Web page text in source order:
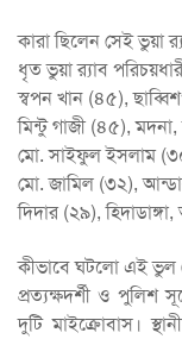
কারা ছিলেন সেই ভুয়া
ধৃত ভুয়া র‍্যাব
স্বপন খান (৪৫),
মিন্টু গাজী (৪৫),
মো. সাইফুল ইসলাম
মো. জামিল (৩২),
দিদার (২৯),
কীভাবে ঘটলো এই ভুল
প্রত্যক্ষদর্শী ও পুলিশ
দুটি মাইক্রোবাস।